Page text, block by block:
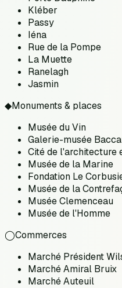
Kléber
Passy
Iéna
Rue de la Pompe
La Muette
Ranelagh
Jasmin
◆Monuments & places
Musée du Vin
Galerie-musée
Cité de l'architecture
Musée de la Marine
Fondation Le
Musée de la
Musée Clemenceau
Musée de l'Homme
◯Commerces
Marché Président
Marché Amiral Bruix
Marché Auteuil